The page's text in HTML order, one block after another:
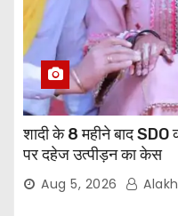
शादी के 8 महीने बाद SDO
पर दहेज उत्पीड़न का केस
Aug 5, 2026